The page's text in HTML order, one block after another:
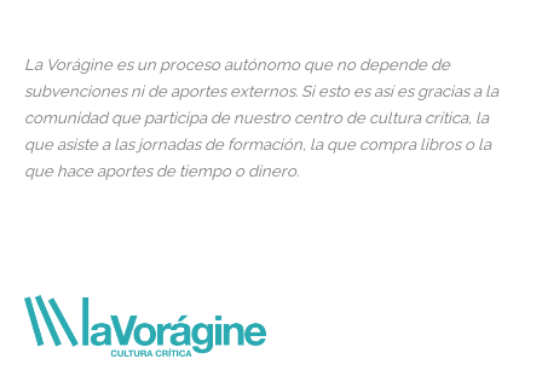
La Vorágine es un proceso autónomo que no depende de
subvenciones ni de aportes externos. Si esto es así es gracias a la
comunidad que participa de nuestro centro de cultura crítica, la
que asiste a las jornadas de formación, la que compra libros o la
que hace aportes de tiempo o dinero.